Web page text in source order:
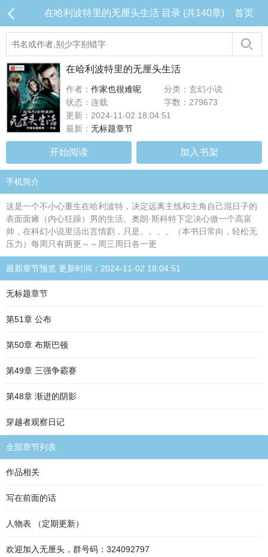
在哈利波特里的无厘头生活 目录 (共140章) 首页
在哈利波特里的无厘头生活
作者： 作家也很难呢
分类：玄幻小说
状态：连载
字数：279673
更新：2024-11-02 18:04:51
最新： 无标题章节
开始阅读 加入书架
手机简介
这是一个不小心重生在哈利波特，决定远离主线和主角自己混日子的
表面面瘫（内心狂躁）男的生活。奥朗·斯科特下定决心做一个高富
帅，在科幻小说里活出言情剧，只是。。。。（本书日常向，轻松无
压力）每周只有两更～～周三周日各一更
最新章节预览 更新时间：2024-11-02 18:04:51
无标题章节
第51章 公布
第50章 布斯巴顿
第49章 三强争霸赛
第48章 渐进的阴影
穿越者观察日记
全部章节列表
作品相关
写在前面的话
人物表 （定期更新）
欢迎加入无厘头，群号码：324092797